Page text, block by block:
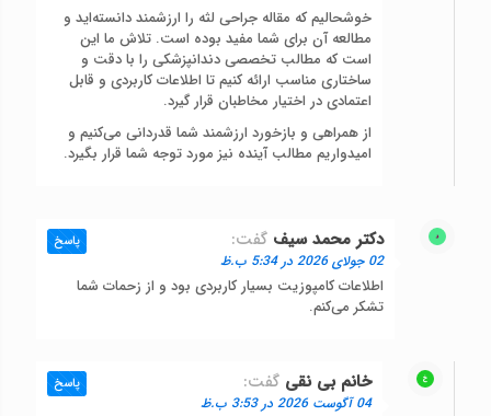
خوشحالیم که مقاله جراحی لثه را ارزشمند دانسته‌اید و
مطالعه آن برای شما مفید بوده است. تلاش ما این
است که مطالب تخصصی دندانپزشکی را با دقت و
ساختاری مناسب ارائه کنیم تا اطلاعات کاربردی و قابل
اعتمادی در اختیار مخاطبان قرار گیرد.
از همراهی و بازخورد ارزشمند شما قدردانی می‌کنیم و
امیدواریم مطالب آینده نیز مورد توجه شما قرار بگیرد.
دکتر محمد سیف گفت:
02 جولای 2026 در 5:34 ب.ظ
اطلاعات کامپوزیت بسیار کاربردی بود و از زحمات شما
تشکر می‌کنم.
پاسخ
خانم بی نقی گفت:
04 آگوست 2026 در 3:53 ب.ظ
پاسخ